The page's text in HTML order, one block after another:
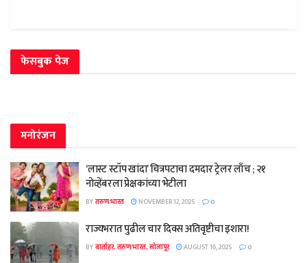
फेसबुक पेज
मनोरंजन
‘लास्ट स्टॉप खांदा’ चित्रपटाचा दमदार ट्रेलर लाँच ; २१
नोव्हेंबरला प्रेक्षकांच्या भेटीला
BYतरुण भारत NOVEMBER 12, 2025 0
राज्यभरात पुढील चार दिवस अतिवृष्टीचा इशारा!
BYवार्ताहर, तरुण भारत, सोलापूर AUGUST 16, 2025 0